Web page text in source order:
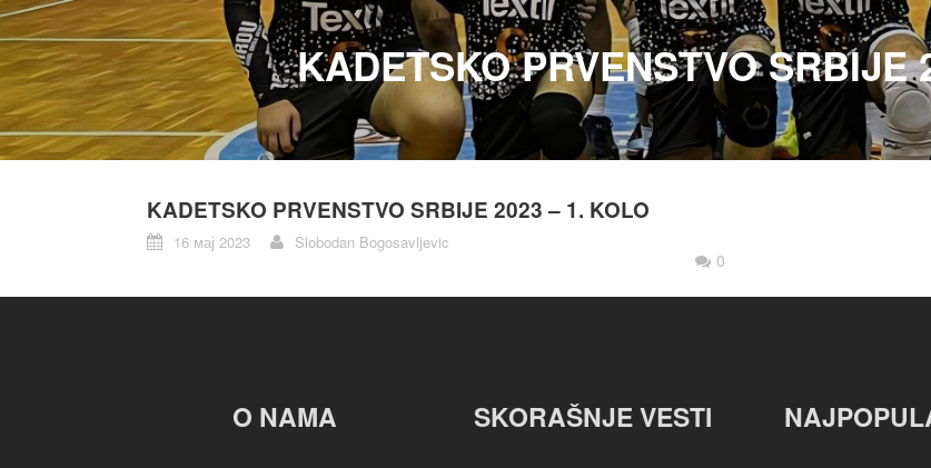
KADETSKO PRVENSTVO SRBIJE
KADETSKO PRVENSTVO SRBIJE 2023 – 1. KOLO
16 мај 2023 Slobodan Bogosavljevic
0
O NAMA SKORAŠNJE VESTI